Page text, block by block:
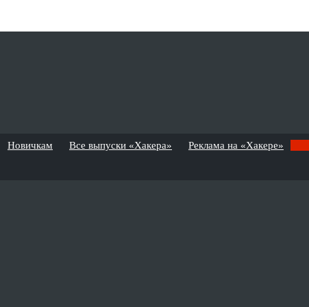
Новичкам Все выпуски «Хакера» Реклама на «Хакере»